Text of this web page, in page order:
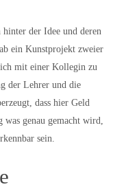
der Idee und deren
ein Kunstprojekt zweier
mit einer Kollegin zu
der Lehrer und die
dass hier Geld
genau gemacht wird,
sein.